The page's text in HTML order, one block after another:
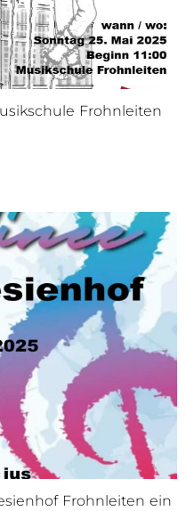
Frohnleiten
Frohnleiten ein